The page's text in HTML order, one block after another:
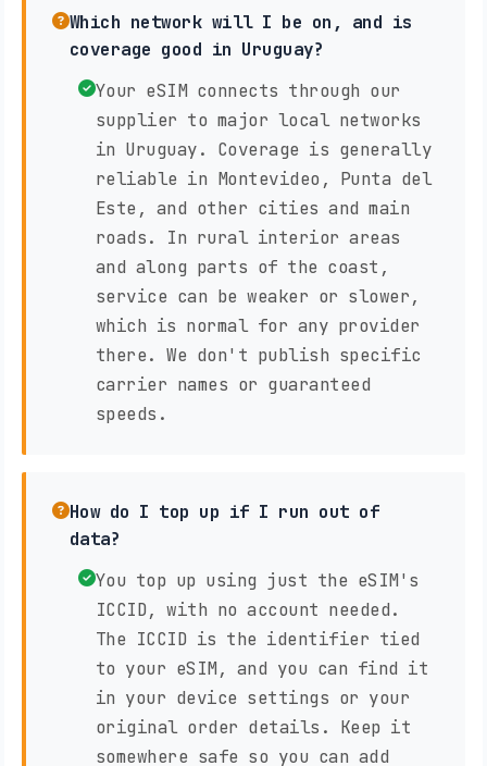
Which network will I be on, and is
coverage good in Uruguay?
Your eSIM connects through our
supplier to major local networks
in Uruguay. Coverage is generally
reliable in Montevideo, Punta del
Este, and other cities and main
roads. In rural interior areas
and along parts of the coast,
service can be weaker or slower,
which is normal for any provider
there. We don't publish specific
carrier names or guaranteed
speeds.
How do I top up if I run out of
data?
You top up using just the eSIM's
ICCID, with no account needed.
The ICCID is the identifier tied
to your eSIM, and you can find it
in your device settings or your
original order details. Keep it
somewhere safe so you can add